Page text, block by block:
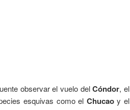
observar el vuelo delCóndor, el
esquivas como el Chucaoy el